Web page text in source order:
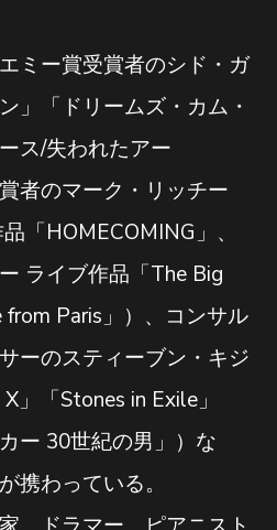
ミー賞受賞者のシド・ガ
」「ドリームズ・カム・
ス/失われたアー
者のマーク・リッチー
「HOMECOMING」、
ライブ作品「The Big
Paris」）、コンサル
ーのスティーブン・キジ
」「Stones in Exile」
ー 30世紀の男」）な
携わっている。